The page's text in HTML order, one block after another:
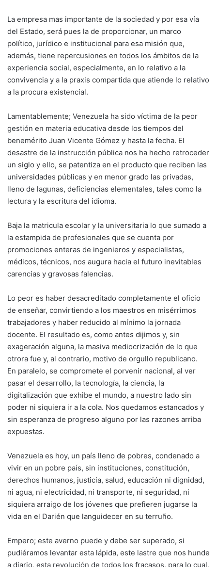
La empresa mas importante de la sociedad y por esa vía
del Estado, será pues la de proporcionar, un marco
político, jurídico e institucional para esa misión que,
además, tiene repercusiones en todos los ámbitos de la
experiencia social, especialmente, en lo relativo a la
convivencia y a la praxis compartida que atiende lo relativo
a la procura existencial.
Lamentablemente; Venezuela ha sido víctima de la peor
gestión en materia educativa desde los tiempos del
benemérito Juan Vicente Gómez y hasta la fecha. El
desastre de la instrucción pública nos ha hecho retroceder
un siglo y ello, se patentiza en el producto que reciben las
universidades públicas y en menor grado las privadas,
lleno de lagunas, deficiencias elementales, tales como la
lectura y la escritura del idioma.
Baja la matricula escolar y la universitaria lo que sumado a
la estampida de profesionales que se cuenta por
promociones enteras de ingenieros y especialistas,
médicos, técnicos, nos augura hacia el futuro inevitables
carencias y gravosas falencias.
Lo peor es haber desacreditado completamente el oficio
de enseñar, convirtiendo a los maestros en misérrimos
trabajadores y haber reducido al mínimo la jornada
docente. El resultado es, como antes dijimos y, sin
exageración alguna, la masiva mediocrización de lo que
otrora fue y, al contrario, motivo de orgullo republicano.
En paralelo, se compromete el porvenir nacional, al ver
pasar el desarrollo, la tecnología, la ciencia, la
digitalización que exhibe el mundo, a nuestro lado sin
poder ni siquiera ir a la cola. Nos quedamos estancados y
sin esperanza de progreso alguno por las razones arriba
expuestas.
Venezuela es hoy, un país lleno de pobres, condenado a
vivir en un pobre país, sin instituciones, constitución,
derechos humanos, justicia, salud, educación ni dignidad,
ni agua, ni electricidad, ni transporte, ni seguridad, ni
siquiera arraigo de los jóvenes que prefieren jugarse la
vida en el Darién que languidecer en su terruño.
Empero; este averno puede y debe ser superado, si
pudiéramos levantar esta lápida, este lastre que nos hunde
a diario, esta revolución de todos los fracasos, para lo cual,